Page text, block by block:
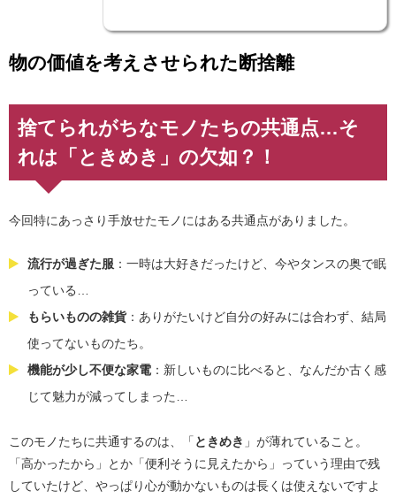
物の価値を考えさせられた断捨離
捨てられがちなモノたちの共通点…そ
れは「ときめき」の欠如？！
今回特にあっさり手放せたモノにはある共通点がありました。
流行が過ぎた服 ：一時は大好きだったけど、今やタンスの奥で眠
っている…
もらいものの雑貨 ：ありがたいけど自分の好みには合わず、結局
使ってないものたち。
機能が少し不便な家電 ：新しいものに比べると、なんだか古く感
じて魅力が減ってしまった…
このモノたちに共通するのは、「 ときめき 」が薄れていること。
「高かったから」とか「便利そうに見えたから」っていう理由で残
していたけど、やっぱり心が動かないものは長くは使えないですよ